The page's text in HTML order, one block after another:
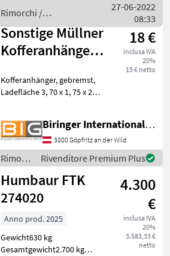
Ausführung wartungsfreie
Gummifederachsen m
Rimorchi /
Humbaur
27-06-2022
08:33
Sonstige Müllner
Kofferanhänger
18 €
inclusa IVA
20%
15 € netto
Kofferanhänger, gebremst,
Ladefläche 3, 70 x 1, 75 x 2,
Nutzlast: 1500 Ges. Gew.:
2600 Der oben angeführte
Stunden-Mietpre
Biringer International GmbH
3800 Göpfritz an der Wild
Rimorchi
/
Sonstige
Rivenditore Premium Plus
Humbaur FTK
274020
4.300
€
inclusa IVA
20%
3.583,33 €
netto
Anno prod. 2025
Gewicht630 kg
Gesamtgewicht2.700 kg